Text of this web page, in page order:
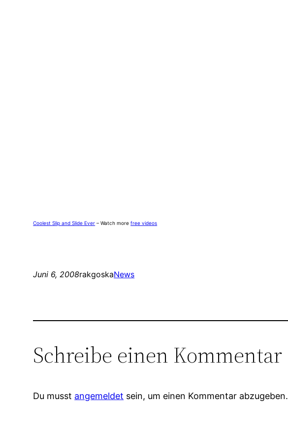
Coolest Slip and Slide Ever – Watch morefree videos
Juni 6, 2008rakgoskaNews
Schreibe einen Kommentar
Du musst angemeldet sein, um einen Kommentar abzugeben.